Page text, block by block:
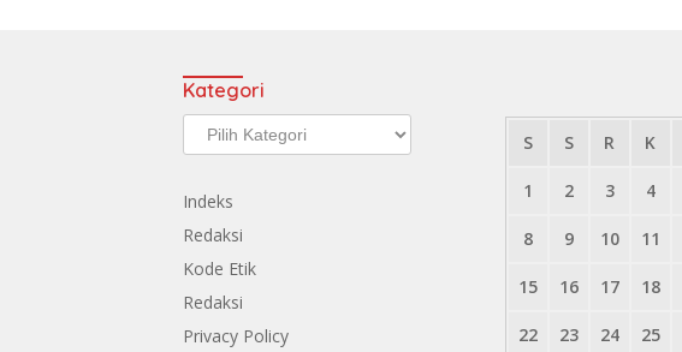
Kategori
Kategori
Indeks
Redaksi
Kode Etik
Redaksi
Privacy Policy
S S R K
1 2 3 4
8 9 10 11
15 16 17 18
22 23 24 25